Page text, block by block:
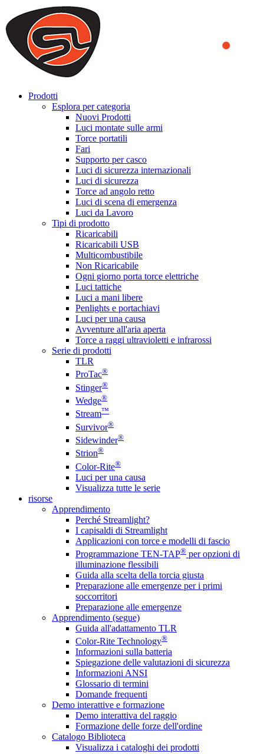
We use cookies to ensure that we provide you the best experience
on our website. By continuing to browse this website, you accept
that cookies are used to help us analyze how the website is used and
to offer you a better experience. To learn more or to find out how
you can disable cookies, you can access our
Prodotti
Esplora per categoria
Nuovi Prodotti
Luci montate sulle armi
Torce portatili
Fari
Supporto per casco
Luci di sicurezza internazionali
Luci di sicurezza
Torce ad angolo retto
Luci di scena di emergenza
Luci da Lavoro
Tipi di prodotto
Ricaricabili
Ricaricabili USB
Multicombustibile
Non Ricaricabile
Ogni giorno porta torce elettriche
Luci tattiche
Luci a mani libere
Penlights e portachiavi
Luci per una causa
Avventure all'aria aperta
Torce a raggi ultravioletti e infrarossi
Serie di prodotti
TLR
ProTac®
Stinger®
Wedge®
Stream™
Survivor®
Sidewinder®
Strion®
Color-Rite®
Luci per una causa
Visualizza tutte le serie
risorse
Apprendimento
Perché Streamlight?
I capisaldi di Streamlight
Applicazioni con torce e modelli di fascio
Programmazione TEN-TAP® per opzioni di
illuminazione flessibili
Guida alla scelta della torcia giusta
Preparazione alle emergenze per i primi
soccorritori
Preparazione alle emergenze
Apprendimento (segue)
Guida all'adattamento TLR
Color-Rite Technology®
Informazioni sulla batteria
Spiegazione delle valutazioni di sicurezza
Informazioni ANSI
Glossario di termini
Domande frequenti
Demo interattive e formazione
Demo interattiva del raggio
Formazione delle forze dell'ordine
Catalogo Biblioteca
Visualizza i cataloghi dei prodotti